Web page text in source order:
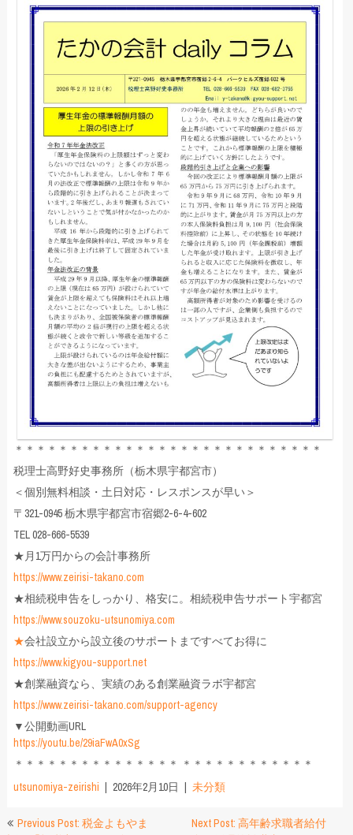
＊＊＊＊＊＊＊＊＊＊＊＊＊＊＊＊＊＊＊＊＊＊＊＊＊＊＊＊
税理士高野好史事務所（栃木県宇都宮市）
＜個別無料相談・土日対応・レスポンスが早い＞
〒321-0945 栃木県宇都宮市宿郷2-6-4-602
TEL 028-666-5539
★月1万円からの会計事務所
https://www.zeirisi-takano.com
★相続税申告をしっかり、格安に。相続税申告サポート宇都宮
https://www.souzoku-utsunomiya.com
★会社設立から設立後のサポートまですべてお得に
https://www.kigyou-support.net
★創業融資なら、実績のある創業融資ラボ宇都宮
https://www.zeirisi-takano.com/support-agency
▼公開動画URL
https://youtu.be/29iaFwA0xSg
＊＊＊＊＊＊＊＊＊＊＊＊＊＊＊ ＊＊＊＊＊＊＊＊＊＊＊＊
utsunomiya-zeirishi
2026年2月10日 未分類
投Previous Post: 税金よもやま
Next Post: 高年齢求職者給付